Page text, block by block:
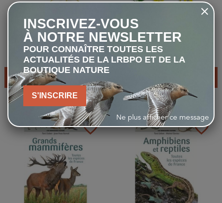
Mini-guide des insectes
4,95 €
AJOUTER AU PANIER
Mini-guide des plantes
sauvages
4,95 €
favorite_border favorite_border
INSCRIVEZ-VOUS
À NOTRE NEWSLETTER
POUR CONNAÎTRE TOUTES LES
ACTUALITÉS DE LA LRBPO ET DE LA
BOUTIQUE NATURE
S'INSCRIRE
Ne plus afficher ce message